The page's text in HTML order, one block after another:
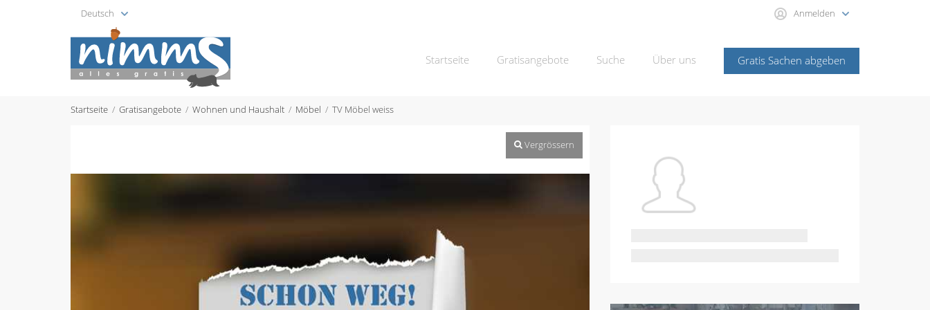
Deutsch Anmelden
Gratis Sachen abgeben
Startseite Gratisangebote Suche Über uns
Startseite Gratisangebote Wohnen und Haushalt Möbel TV Möbel weiss
Vergrössern